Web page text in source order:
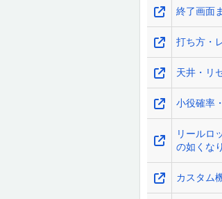
終了画面
打ち方・
天井・リ
小役確率
リールロ
の如くなり
カスタム